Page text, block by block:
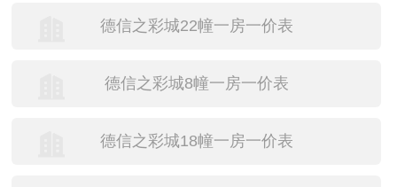
德信之彩城22幢一房一价表
德信之彩城8幢一房一价表
德信之彩城18幢一房一价表